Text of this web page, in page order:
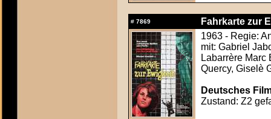
# 7869
Fahrkarte zur
1963 - Regie:
mit: Gabriel
Labarrère Marc
Quercy, Giselè
Deutsches
Zustand: Z2